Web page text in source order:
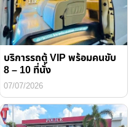
บริการรถตู้ VIP พร้อมคนขับ
8 – 10 ที่นั่ง
07/07/2026